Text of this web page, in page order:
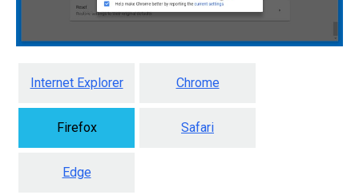
Internet Explorer Chrome
Firefox Safari
Edge